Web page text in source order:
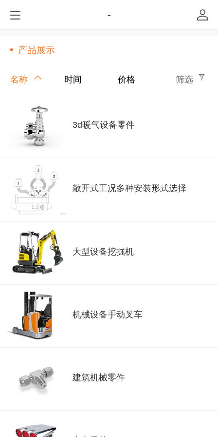
-
产品展示
名称 时间 价格 筛选
3d暖气设备零件
敞开式工况多种安装形式选择
大型设备挖掘机
机械设备手动叉车
建筑机械零件